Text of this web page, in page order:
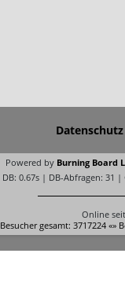
Datenschutz
Powered by Burning Board
DB: 0.67s | DB-Abfragen: 31 |
Online
Besucher gesamt: 3717224 «»